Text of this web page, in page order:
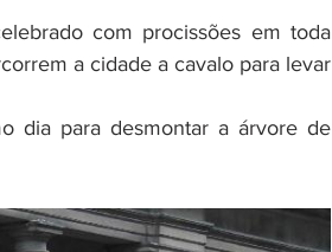
com procissões em toda
a cidade a cavalo para levar
dia para desmontar a árvore de